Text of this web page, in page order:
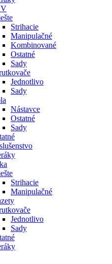
V
Strihacie
Manipulačné
Kombinované
Ostatné
Sady
Jednotlivo
Sady
Nástavce
Ostatné
Sady
Strihacie
Manipulačné
Jednotlivo
Sady